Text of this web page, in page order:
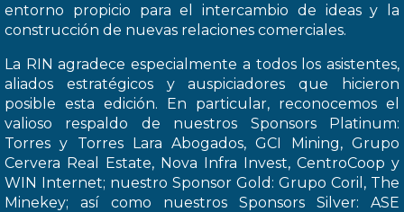
entorno propicio para el intercambio de ideas y la
construcción de nuevas relaciones comerciales.
La RIN agradece especialmente a todos los asistentes,
aliados estratégicos y auspiciadores que hicieron
posible esta edición. En particular, reconocemos el
valioso respaldo de nuestros Sponsors Platinum:
Torres y Torres Lara Abogados, GCI Mining, Grupo
Cervera Real Estate, Nova Infra Invest, CentroCoop y
WIN Internet; nuestro Sponsor Gold: Grupo Coril, The
Minekey; así como nuestros Sponsors Silver: ASE